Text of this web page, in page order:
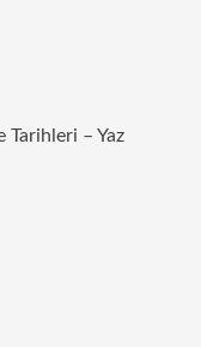
Tarihleri – Yaz